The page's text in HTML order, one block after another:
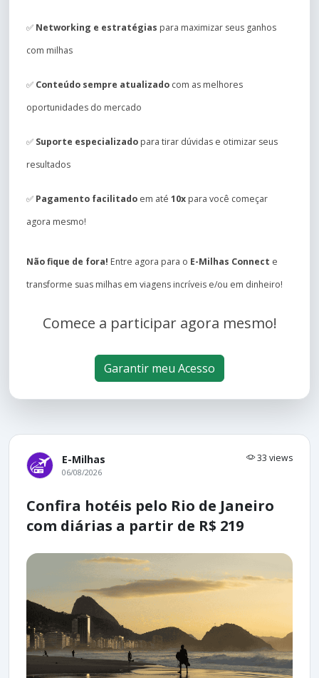
✅ Networking e estratégias para maximizar seus ganhos
com milhas
✅ Conteúdo sempre atualizado com as melhores
oportunidades do mercado
✅ Suporte especializado para tirar dúvidas e otimizar seus
resultados
✅ Pagamento facilitado em até 10x para você começar
agora mesmo!
Não fique de fora! Entre agora para o E-Milhas Connect e
transforme suas milhas em viagens incríveis e/ou em dinheiro!
Comece a participar agora mesmo!
Garantir meu Acesso
E-Milhas 33 views
06/08/2026
Confira hotéis pelo Rio de Janeiro
com diárias a partir de R$ 219